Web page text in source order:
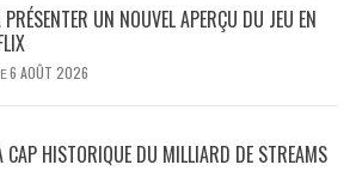
UN NOUVEL APERÇU DU JEU EN
6 AOÛT 2026
CAP HISTORIQUE DU MILLIARD DE STREAMS